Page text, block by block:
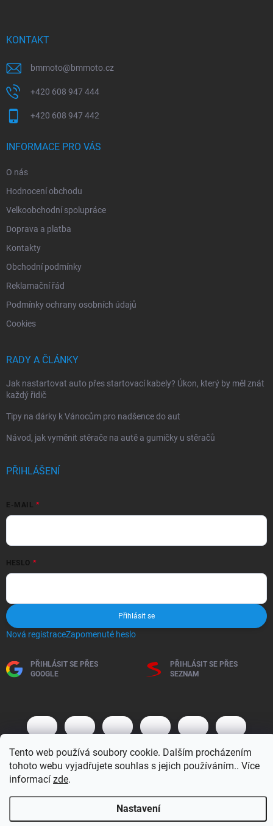
Tento web používá soubory cookie. Dalším procházením
tohoto webu vyjadřujete souhlas s jejich používáním.. Více
informací zde.
Nastavení
KONTAKT
bmmoto@bmmoto.cz
+420 608 947 444
+420 608 947 442
INFORMACE PRO VÁS
O nás
Hodnocení obchodu
Velkoobchodní spolupráce
Doprava a platba
Kontakty
Obchodní podmínky
Reklamační řád
Podmínky ochrany osobních údajů
Cookies
RADY A ČLÁNKY
Jak nastartovat auto přes startovací kabely? Úkon, který by měl znát
každý řidič
Tipy na dárky k Vánocům pro nadšence do aut
Návod, jak vyměnit stěrače na autě a gumičky u stěračů
PŘIHLÁŠENÍ
E-MAIL
HESLO
Přihlásit se
Nová registraceZapomenuté heslo
PŘIHLÁSIT SE PŘES
GOOGLE
PŘIHLÁSIT SE PŘES
SEZNAM
Copyright 2026BM MOTO s.r.o.. Všechna práva vyhrazena.Upravit
nastavení cookies